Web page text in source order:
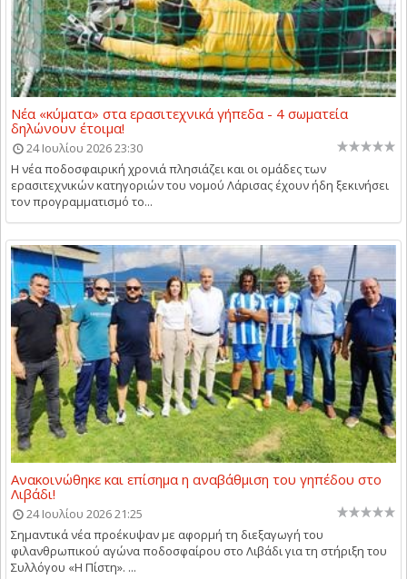
Νέα «κύματα» στα ερασιτεχνικά γήπεδα - 4 σωματεία
δηλώνουν έτοιμα!
24 Ιουλίου 2026 23:30
Η νέα ποδοσφαιρική χρονιά πλησιάζει και οι ομάδες των
ερασιτεχνικών κατηγοριών του νομού Λάρισας έχουν ήδη ξεκινήσει
τον προγραμματισμό το...
Ανακοινώθηκε και επίσημα η αναβάθμιση του γηπέδου στο
Λιβάδι!
24 Ιουλίου 2026 21:25
Σημαντικά νέα προέκυψαν με αφορμή τη διεξαγωγή του
φιλανθρωπικού αγώνα ποδοσφαίρου στο Λιβάδι για τη στήριξη του
Συλλόγου «Η Πίστη». ...